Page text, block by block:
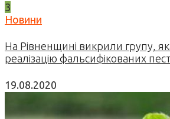
3
Новини
На Рівненщині викрили групу,
реалізацію фальсифікованих
19.08.2020